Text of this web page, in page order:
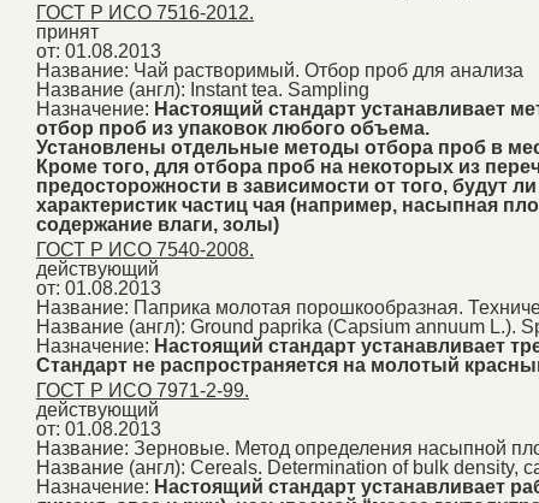
ГОСТ Р ИСО 7516-2012.
принят
от: 01.08.2013
Название: Чай растворимый. Отбор проб для анализа
Название (англ): Instant tea. Sampling
Назначение: Настоящий стандарт устанавливает
отбор проб из упаковок любого объема.
Установлены отдельные методы отбора проб в
Кроме того, для отбора проб на некоторых из
предосторожности в зависимости от того, будут
характеристик частиц чая (например, насыпная
содержание влаги, золы)
ГОСТ Р ИСО 7540-2008.
действующий
от: 01.08.2013
Название: Паприка молотая порошкообразная.
Название (англ): Ground paprika (Capsium annuum L.).
Назначение: Настоящий стандарт устанавливает
Стандарт не распространяется на молотый
ГОСТ Р ИСО 7971-2-99.
действующий
от: 01.08.2013
Название: Зерновые. Метод определения насыпной
Название (англ): Cereals. Determination of bulk density,
Назначение: Настоящий стандарт устанавливает